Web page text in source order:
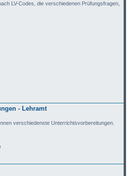
LV-Codes, die verschiedenen Prüfungsfragen,
- Lehramt
verschiedenste Unterrichtsvorbereitungen.